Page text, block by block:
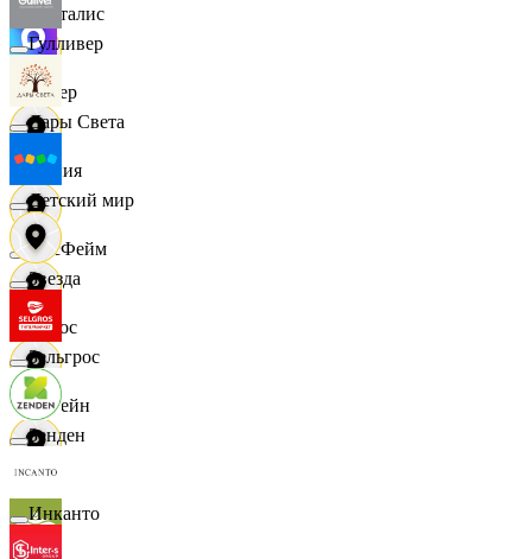
Лакталис
Левер
Линия
ЛисФейм
Логос
Лорейн
Гулливер
Дары Света
Детский мир
Звезда
Зельгрос
Зенден
Инканто